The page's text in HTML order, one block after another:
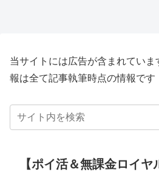
当サイトには広告が含まれてい
報は全て記事執筆時点の情報です
【ポイ活＆無課金ロイ